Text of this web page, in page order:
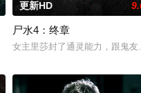
，更是他探寻身世真相、寻求内
年后寻宝队成员周西川和周嫣
更新HD
尸水4：终章
女主里莎封了通灵能力，跟鬼